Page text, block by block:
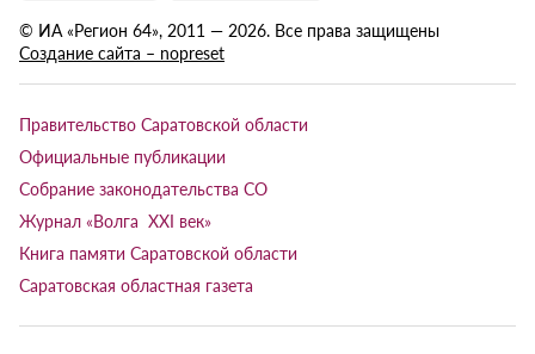
© ИА «Регион 64», 2011 — 2026. Все права защищены
Создание сайта – nopreset
Правительство Саратовской области
Официальные публикации
Собрание законодательства СО
Журнал «Волга XXI век»
Книга памяти Саратовской области
Саратовская областная газета